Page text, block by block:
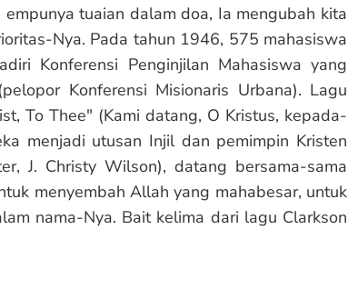
tuaian dalam doa, Ia mengubah kita
Nya. Pada tahun 1946, 575 mahasiswa
Konferensi Penginjilan Mahasiswa yang
Konferensi Misionaris Urbana). Lagu
To Thee" (Kami datang, O Kristus, kepada-
menjadi utusan Injil dan pemimpin Kristen
J. Christy Wilson), datang bersama-sama
menyembah Allah yang mahabesar, untuk
nama-Nya. Bait kelima dari lagu Clarkson